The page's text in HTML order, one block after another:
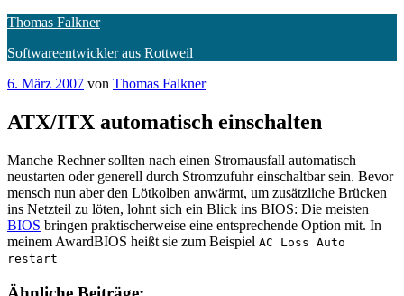
Zum
springen
Thomas Falkner
Softwareentwickler aus Rottweil
Veröffentlicht
6. März 2007 von Thomas Falkner
ATX/ITX automatisch einschalten
Manche Rechner sollten nach einen Stromausfall automatisch
neustarten oder generell durch Stromzufuhr einschaltbar sein. Bevor
mensch nun aber den Lötkolben anwärmt, um zusätzliche Brücken
ins Netzteil zu löten, lohnt sich ein Blick ins BIOS: Die meisten
BIOS bringen praktischerweise eine entsprechende Option mit. In
meinem AwardBIOS heißt sie zum Beispiel AC Loss Auto
restart